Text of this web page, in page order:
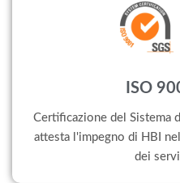
ISO
Certificazione del Sistema
attesta l'impegno di HBI
dei